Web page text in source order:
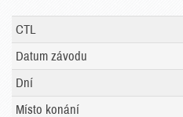
CTL
Datum závodu
Dní
Místo konání